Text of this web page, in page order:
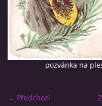
KONTAKT
KNIHA MIKULÁŠOVICE -
pozvánka na
← Předchozí